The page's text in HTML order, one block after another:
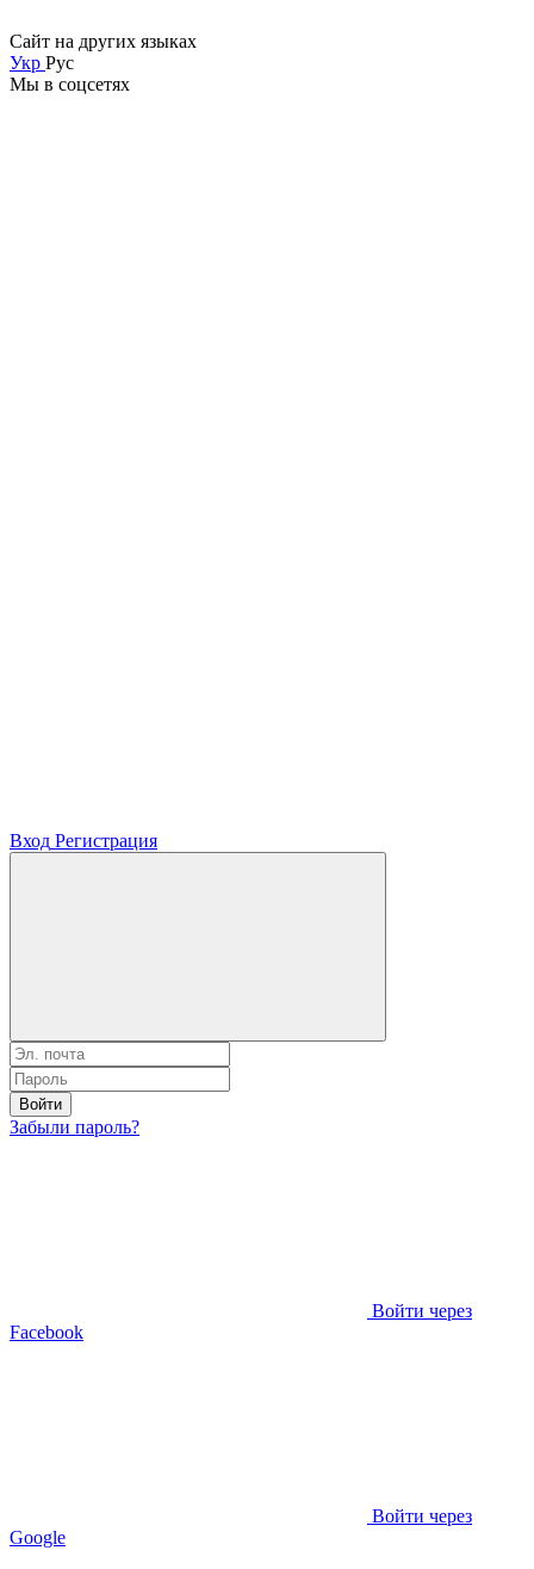
Сайт на других языках
Укр Рус
Мы в соцсетях
Вход Регистрация
Войти
Забыли пароль?
Войти через
Facebook
Войти через
Google